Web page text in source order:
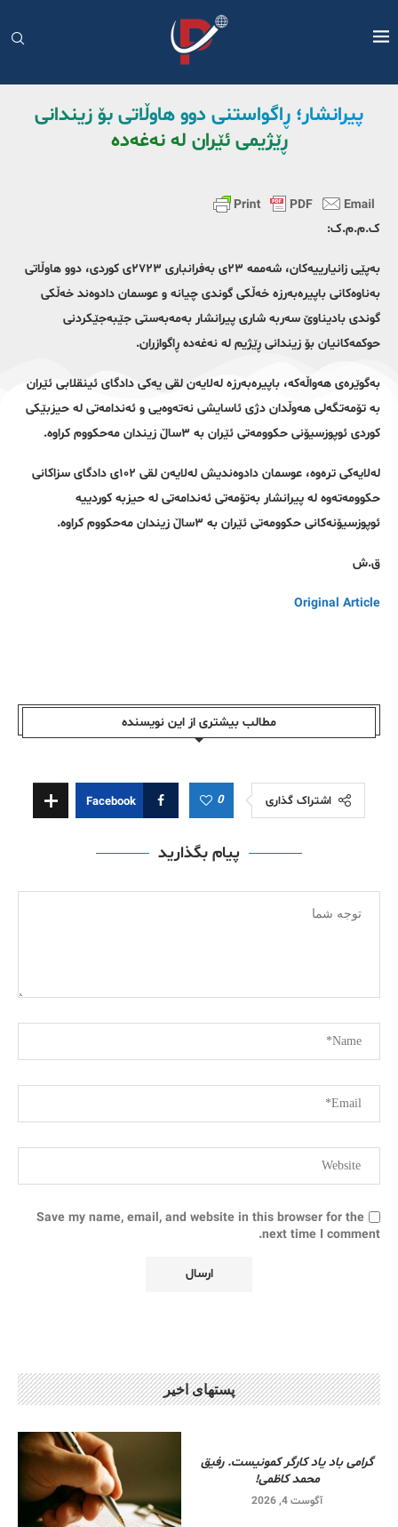
پیرانشار؛ ڕاگواستنی دوو هاوڵاتی بۆ زیندانی
ڕێژیمی ئێران لە نەغەدە
ک.م.م.ک:
بەپێی زانیارییەکان، شەممە ٢٣ی بەفرانباری ٢٧٢٣ی کوردی، دوو هاوڵاتی
بەناوەکانی باپیرەبەرزە خەڵکی گوندی چیانە و عوسمان دادوەند خەڵکی
گوندی بادیناوێ سەربە شاری پیرانشار بەمەبەستی جێبەجێکردنی
حوکمەکانیان بۆ زیندانی ڕێژیم لە نەغەدە ڕاگوازران.
بەگوێرەی هەواڵەکە، باپیرەبەرزە لەلایەن لقی یەکی دادگای ئینقلابی ئێران
بە تۆمەتگەلی هەوڵدان دژی ئاسایشی نەتەوەیی و ئەندامەتی لە حیزبێکی
کوردی ئوپوزسیۆنی حکوومەتی ئێران بە ٣ساڵ زیندان مەحکووم کراوە.
لەلایەکی ترەوە، عوسمان دادوەندیش لەلایەن لقی ١٠٢ی دادگای سزاکانی
حکوومەتەوە لە پیرانشار بەتۆمەتی ئەندامەتی لە حیزبە کوردییە
ئوپوزسیۆنەکانی حکوومەتی ئێران بە ٣ساڵ زیندان مەحکووم کراوە.
ق.ش
Original Article
مطالب بیشتری از این نویسندە
اشتراک گذاری 0
Facebook
پیام بگذارید
Save my name, email, and website in this browser for the
next time I comment.
پستهای اخیر
گرامی باد یاد کارگر کمونیست. رفیق
محمد کاظمی!
آگوست 4, 2026